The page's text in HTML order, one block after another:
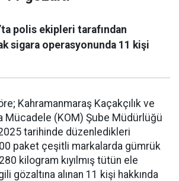
polis ekipleri tarafından
sigara operasyonunda 11 kişi
Kahramanmaraş Kaçakçılık ve
Mücadele (KOM) Şube Müdürlüğü
tarihinde düzenledikleri
paket çeşitli markalarda gümrük
kilogram kıyılmış tütün ele
gözaltına alınan 11 kişi hakkında